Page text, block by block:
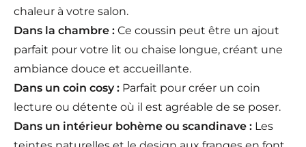
chaleur à votre salon.
Dans la chambre : Ce coussin peut être un ajout
parfait pour votre lit ou chaise longue, créant une
ambiance douce et accueillante.
Dans un coin cosy : Parfait pour créer un coin
lecture ou détente où il est agréable de se poser.
Dans un intérieur bohème ou scandinave : Les